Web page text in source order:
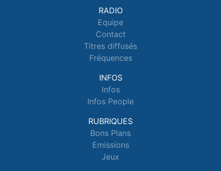
RADIO
Equipe
Contact
Titres diffusés
Fréquences
INFOS
Infos
Infos People
RUBRIQUES
Bons Plans
Emissions
Jeux